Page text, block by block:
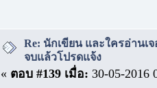
Re: นักเขียน และใครอ่านเ
จบแล้วโปรดแจ้ง
« ตอบ #139 เมื่อ: 30-05-2016